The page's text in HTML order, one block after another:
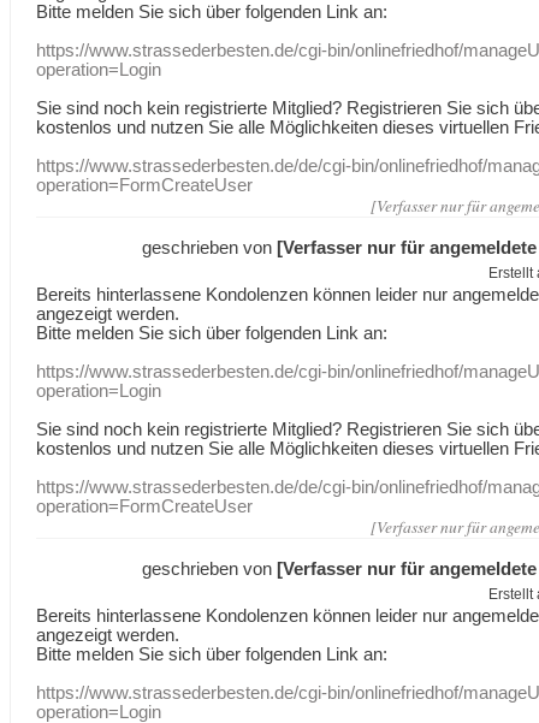
Bitte melden Sie sich über folgenden Link an:
https://www.strassederbesten.de/cgi-bin/onlinefriedhof/
operation=Login
Sie sind noch kein registrierte Mitglied? Registrieren Sie sich
kostenlos und nutzen Sie alle Möglichkeiten dieses virtuellen
https://www.strassederbesten.de/de/cgi-bin/onlinefriedhof/
operation=FormCreateUser
[Verfasser nur für
geschrieben von [Verfasser nur für
Erstellt
Bereits hinterlassene Kondolenzen können leider nur
angezeigt werden.
Bitte melden Sie sich über folgenden Link an:
https://www.strassederbesten.de/cgi-bin/onlinefriedhof/
operation=Login
Sie sind noch kein registrierte Mitglied? Registrieren Sie sich
kostenlos und nutzen Sie alle Möglichkeiten dieses virtuellen
https://www.strassederbesten.de/de/cgi-bin/onlinefriedhof/
operation=FormCreateUser
[Verfasser nur für
geschrieben von [Verfasser nur für
Erstellt
Bereits hinterlassene Kondolenzen können leider nur
angezeigt werden.
Bitte melden Sie sich über folgenden Link an:
https://www.strassederbesten.de/cgi-bin/onlinefriedhof/
operation=Login